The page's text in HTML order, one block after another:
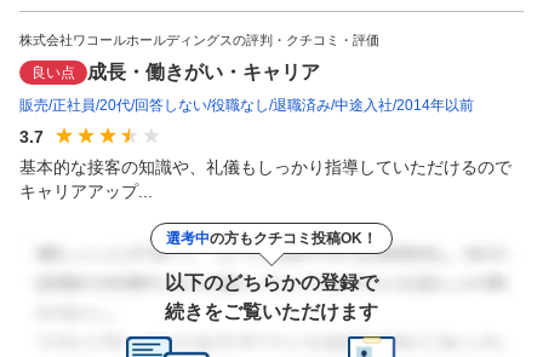
株式会社ワコールホールディングスの評判・クチコミ・評価
良い点 成長・働きがい・キャリア
販売 正社員 20代 回答しない 役職なし 退職済み 中途入社 2014年以前
3.7
基本的な接客の知識や、礼儀もしっかり指導していただけるので
キャリアアップ...
選考中の方もクチコミ投稿OK！
以下のどちらかの登録で
続きをご覧いただけます